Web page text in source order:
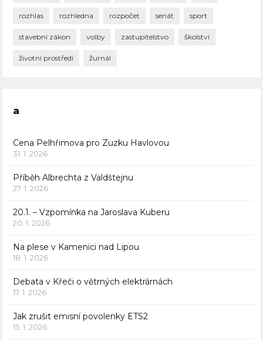
rozhlas rozhledna rozpočet senát sport
stavební zákon volby zastupitelstvo školství
životní prostředí žurnál
a
Cena Pelhřimova pro Zuzku Havlovou
31. 1. 2026
Příběh Albrechta z Valdštejnu
27. 1. 2026
20.1. – Vzpomínka na Jaroslava Kuberu
20. 1. 2026
Na plese v Kamenici nad Lipou
18. 1. 2026
Debata v Křeči o větrných elektrárnách
17. 1. 2026
Jak zrušit emisní povolenky ETS2
15. 1. 2026